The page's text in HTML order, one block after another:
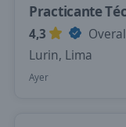
Practicante
4,3
Lurin, Lima
Ayer